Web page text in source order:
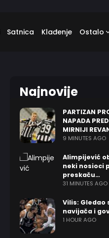
Satnica Klađenje Ostalo
Najnovije
PARTIZAN
NAPADA
MIRNIJI
9 MINUTES AGO
Alimpijević
neki nosioci
preskaču…
31 MINUTES AGO
Vilis: Gledao
navijača i
1 HOUR AGO